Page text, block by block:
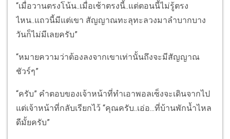
“เมื่อวานตรงโน้น..เมื่อเช้าตรงนี้..แต่ตอนนี้ไม่รู้ตรง
ไหน..แถวนี้มีแต่เขา สัญญาณทะลุทะลวงมาลำบากบาง
วันก็ไม่มีเลยครับ”
“หมายความว่าต้องลงจากเขาเท่านั้นถึงจะมีสัญญาณ
ชัวร์ๆ”
“ครับ” คำตอบของเจ้าหน้าที่ทำเอาพอลเซ็งจะเดินจากไป
แต่เจ้าหน้าที่กลับเรียกไว้ “คุณครับ..เอ่อ...ที่บ้านพักน้ำไหล
ดีมั้ยครับ”